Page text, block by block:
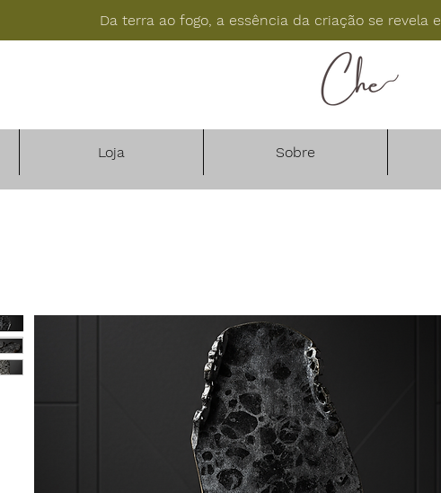
Da terra ao fogo, a essência da criação se revela
Loja Sobre